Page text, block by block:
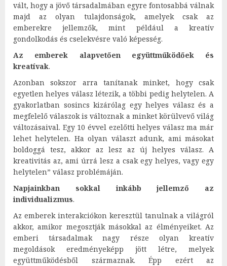
vált, hogy a jövő társadalmában egyre fontosabbá válnak
majd az olyan tulajdonságok, amelyek csak az
emberekre jellemzők, mint például a kreatív
gondolkodás és cselekvésre való képesség.
Az emberek alapvetően együttműködőek és
kreatívak.
Azonban sokszor arra tanítanak minket, hogy csak
egyetlen helyes válasz létezik, a többi pedig helytelen. A
gyakorlatban sosincs kizárólag egy helyes válasz és a
megfelelő válaszok is változnak a minket körülvevő világ
változásaival. Egy 10 évvel ezelőtti helyes válasz ma már
lehet helytelen. Ha olyan választ adunk, ami másokat
boldoggá tesz, akkor az lesz az új helyes válasz. A
kreativitás az, ami úrrá lesz a csak egy helyes, vagy egy
helytelen” válasz problémáján.
Napjainkban sokkal inkább jellemző az
individualizmus.
Az emberek interakciókon keresztül tanulnak a világról
akkor, amikor megosztják másokkal az élményeiket. Az
emberi társadalmak nagy része olyan kreatív
megoldások eredményeképp jött létre, melyek
együttműködésből származnak. Épp ezért az